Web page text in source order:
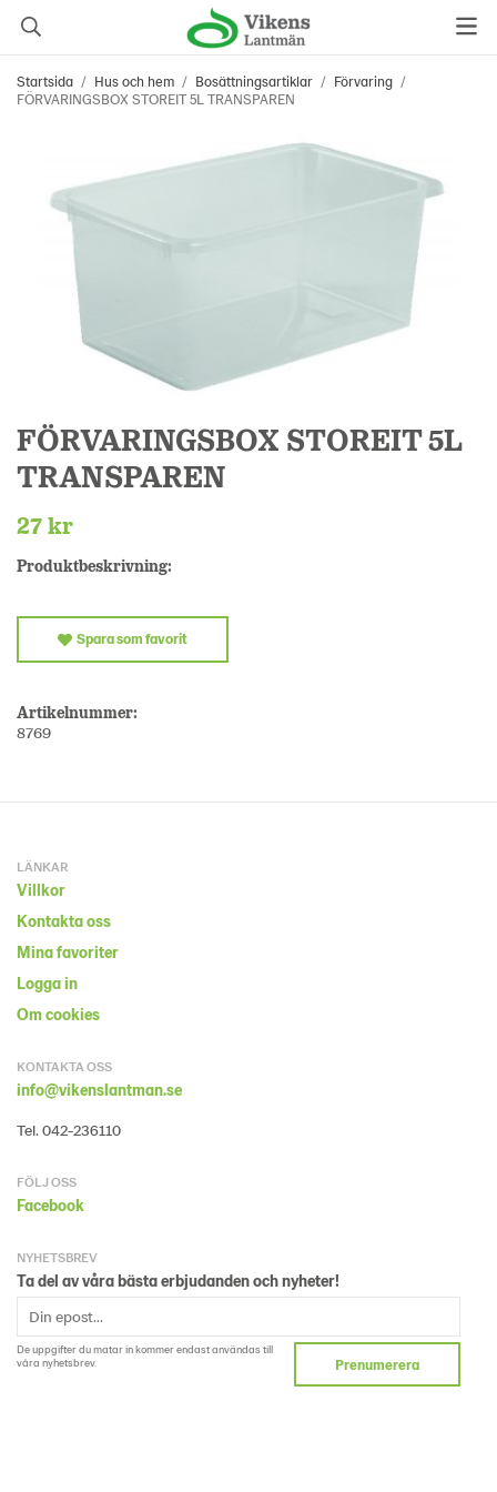
Startsida / Hus och hem / Bosättningsartiklar / Förvaring /
FÖRVARINGSBOX STOREIT 5L TRANSPAREN
FÖRVARINGSBOX STOREIT 5L
TRANSPAREN
27 kr
Produktbeskrivning:
Spara som favorit
Artikelnummer:
8769
LÄNKAR
Villkor
Kontakta oss
Mina favoriter
Logga in
Om cookies
KONTAKTA OSS
info@vikenslantman.se
Tel. 042-236110
FÖLJ OSS
Facebook
NYHETSBREV
Ta del av våra bästa erbjudanden och nyheter!
De uppgifter du matar in kommer endast användas till
våra nyhetsbrev.
Prenumerera